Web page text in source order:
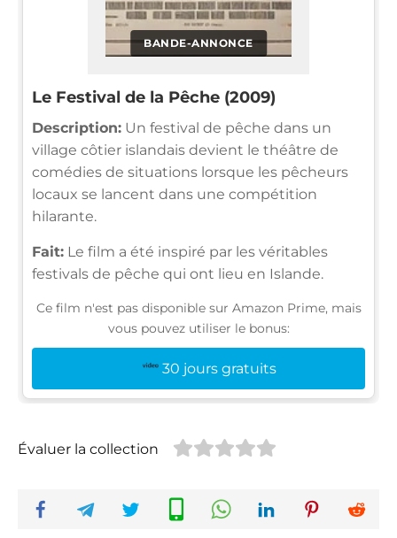
BANDE-ANNONCE
Le Festival de la Pêche (2009)
Description: Un festival de pêche dans un
village côtier islandais devient le théâtre de
comédies de situations lorsque les pêcheurs
locaux se lancent dans une compétition
hilarante.
Fait: Le film a été inspiré par les véritables
festivals de pêche qui ont lieu en Islande.
Ce film n'est pas disponible sur Amazon Prime, mais
vous pouvez utiliser le bonus:
30 jours gratuits
Évaluer la collection